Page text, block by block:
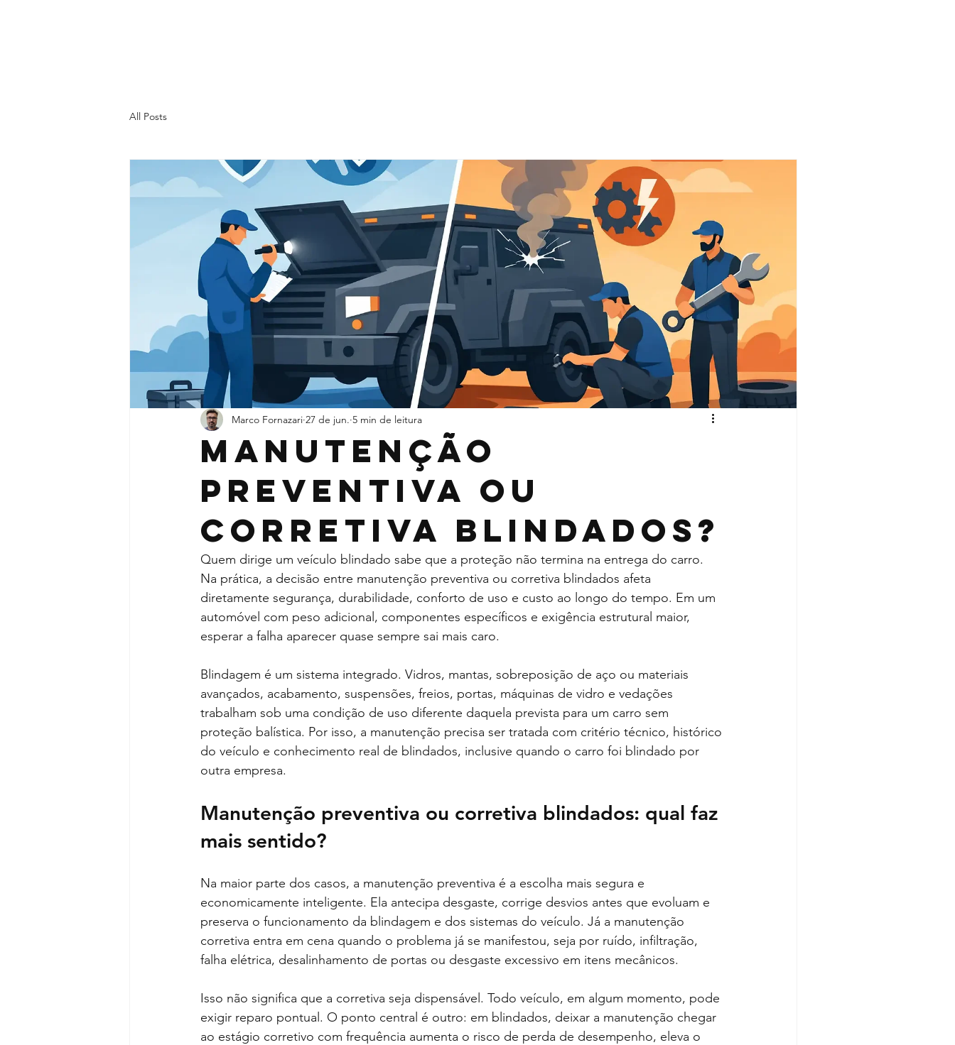
All Posts
Manutenção
preventiva ou
corretiva blindados?
Marco Fornazari 27 de jun. 5 min de leitura
Quem dirige um veículo blindado sabe que a proteção não termina na entrega do carro.
Na prática, a decisão entre manutenção preventiva ou corretiva blindados afeta
diretamente segurança, durabilidade, conforto de uso e custo ao longo do tempo. Em um
automóvel com peso adicional, componentes específicos e exigência estrutural maior,
esperar a falha aparecer quase sempre sai mais caro.
Blindagem é um sistema integrado. Vidros, mantas, sobreposição de aço ou materiais
avançados, acabamento, suspensões, freios, portas, máquinas de vidro e vedações
trabalham sob uma condição de uso diferente daquela prevista para um carro sem
proteção balística. Por isso, a manutenção precisa ser tratada com critério técnico, histórico
do veículo e conhecimento real de blindados, inclusive quando o carro foi blindado por
outra empresa.
Manutenção preventiva ou corretiva blindados: qual faz
mais sentido?
Na maior parte dos casos, a manutenção preventiva é a escolha mais segura e
economicamente inteligente. Ela antecipa desgaste, corrige desvios antes que evoluam e
preserva o funcionamento da blindagem e dos sistemas do veículo. Já a manutenção
corretiva entra em cena quando o problema já se manifestou, seja por ruído, infiltração,
falha elétrica, desalinhamento de portas ou desgaste excessivo em itens mecânicos.
Isso não significa que a corretiva seja dispensável. Todo veículo, em algum momento, pode
exigir reparo pontual. O ponto central é outro: em blindados, deixar a manutenção chegar
ao estágio corretivo com frequência aumenta o risco de perda de desempenho, eleva o